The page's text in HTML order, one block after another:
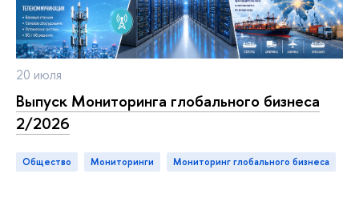
20 июля
Выпуск Мониторинга глобального бизнеса
2/2026
Общество мониторинги Мониторинг глобального бизнеса